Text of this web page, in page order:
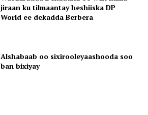
jiraan ku tilmaantay heshiiska DP
World ee dekadda Berbera
Alshabaab oo sixirooleyaashooda soo
ban bixiyay